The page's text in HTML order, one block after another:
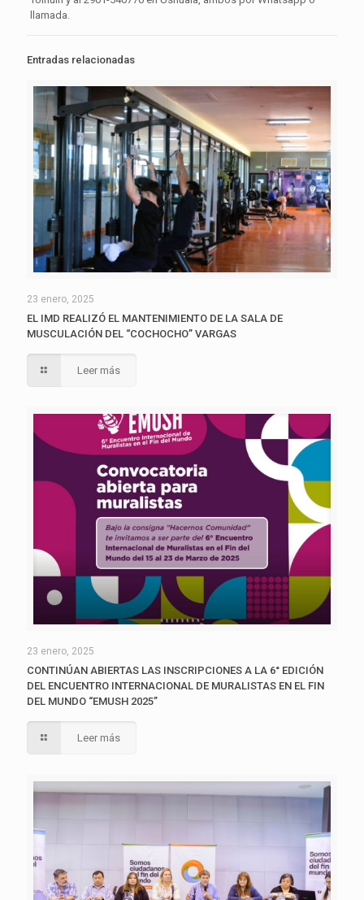
llamada.
Entradas relacionadas
23 enero, 2025
EL IMD REALIZÓ EL MANTENIMIENTO DE LA SALA DE
MUSCULACIÓN DEL “COCHOCHO” VARGAS
Leer más
23 enero, 2025
CONTINÚAN ABIERTAS LAS INSCRIPCIONES A LA 6° EDICIÓN
DEL ENCUENTRO INTERNACIONAL DE MURALISTAS EN EL FIN
DEL MUNDO “EMUSH 2025”
Leer más